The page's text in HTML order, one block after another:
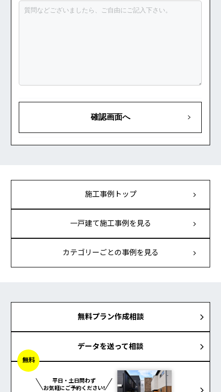
施工事例トップ
一戸建て施工事例を見る
カテゴリーごとの事例を見る
無料プラン作成相談
データを送って相談
平日・土日問わず
お気軽にご予約ください!
無料